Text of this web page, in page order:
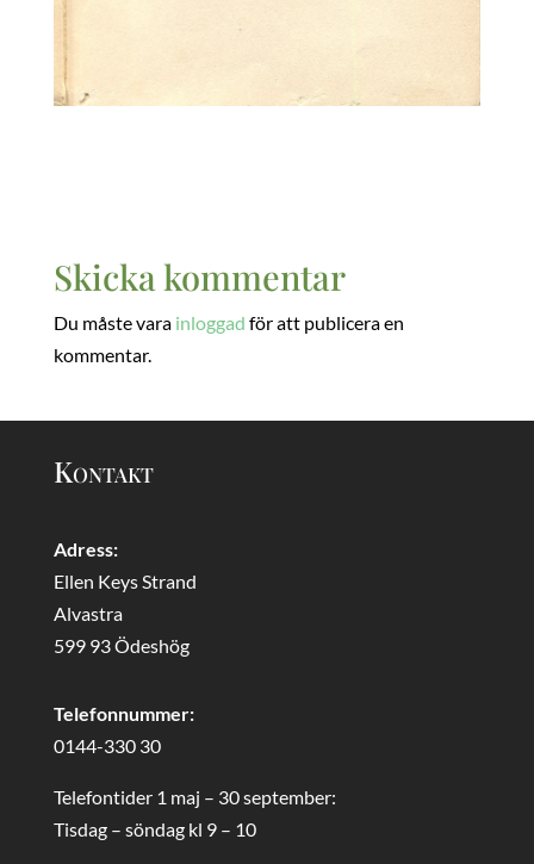
Skicka kommentar
Du måste vara inloggad för att publicera en
kommentar.
Kontakt
Adress:
Ellen Keys Strand
Alvastra
599 93 Ödeshög
Telefonnummer:
0144-330 30
Telefontider 1 maj – 30 september:
Tisdag – söndag kl 9 – 10